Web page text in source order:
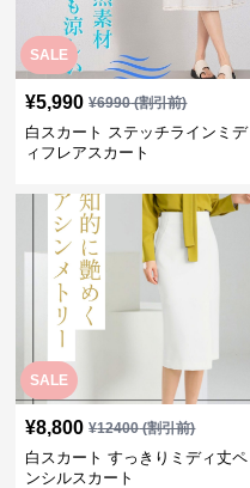
SALE
¥5,990 ¥6990(割引前)
白スカート ステッチラインミデ
ィフレアスカート
SALE
¥8,800 ¥12400(割引前)
白スカート すっきりミディ丈ペ
ンシルスカート